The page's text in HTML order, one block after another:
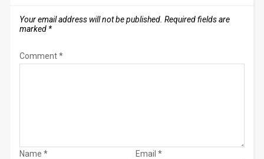
Your email address will not be published. Required fields are
marked *
Comment*
Name * Email *